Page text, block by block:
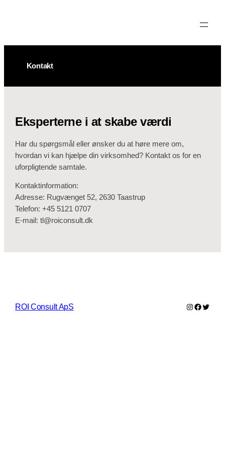
Kontakt
Eksperterne i at skabe værdi
Har du spørgsmål eller ønsker du at høre mere om,
hvordan vi kan hjælpe din virksomhed? Kontakt os for en
uforpligtende samtale.
Kontaktinformation:
Adresse: Rugvænget 52, 2630 Taastrup​
Telefon: +45 5121 0707​
E-mail: tl@roiconsult.dk​
ROI Consult ApS Instagram
Twitter